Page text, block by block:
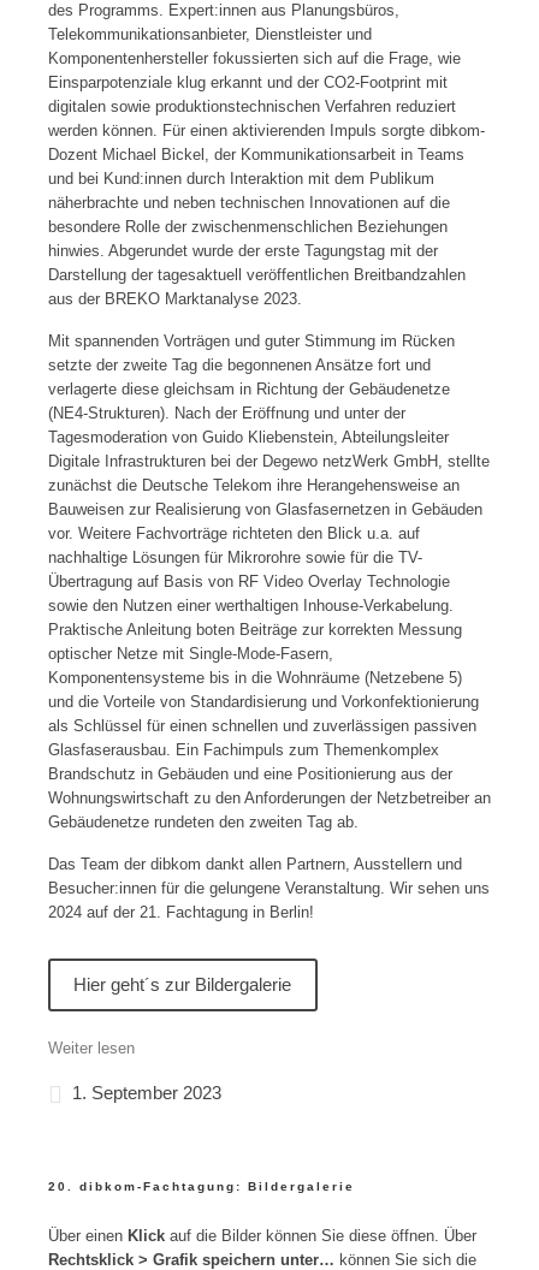
des Programms. Expert:innen aus Planungsbüros,
Telekommunikationsanbieter, Dienstleister und
Komponentenhersteller fokussierten sich auf die Frage, wie
Einsparpotenziale klug erkannt und der CO2-Footprint mit
digitalen sowie produktionstechnischen Verfahren reduziert
werden können. Für einen aktivierenden Impuls sorgte dibkom-
Dozent Michael Bickel, der Kommunikationsarbeit in Teams
und bei Kund:innen durch Interaktion mit dem Publikum
näherbrachte und neben technischen Innovationen auf die
besondere Rolle der zwischenmenschlichen Beziehungen
hinwies. Abgerundet wurde der erste Tagungstag mit der
Darstellung der tagesaktuell veröffentlichen Breitbandzahlen
aus der BREKO Marktanalyse 2023.
Mit spannenden Vorträgen und guter Stimmung im Rücken
setzte der zweite Tag die begonnenen Ansätze fort und
verlagerte diese gleichsam in Richtung der Gebäudenetze
(NE4-Strukturen). Nach der Eröffnung und unter der
Tagesmoderation von Guido Kliebenstein, Abteilungsleiter
Digitale Infrastrukturen bei der Degewo netzWerk GmbH, stellte
zunächst die Deutsche Telekom ihre Herangehensweise an
Bauweisen zur Realisierung von Glasfasernetzen in Gebäuden
vor. Weitere Fachvorträge richteten den Blick u.a. auf
nachhaltige Lösungen für Mikrorohre sowie für die TV-
Übertragung auf Basis von RF Video Overlay Technologie
sowie den Nutzen einer werthaltigen Inhouse-Verkabelung.
Praktische Anleitung boten Beiträge zur korrekten Messung
optischer Netze mit Single-Mode-Fasern,
Komponentensysteme bis in die Wohnräume (Netzebene 5)
und die Vorteile von Standardisierung und Vorkonfektionierung
als Schlüssel für einen schnellen und zuverlässigen passiven
Glasfaserausbau. Ein Fachimpuls zum Themenkomplex
Brandschutz in Gebäuden und eine Positionierung aus der
Wohnungswirtschaft zu den Anforderungen der Netzbetreiber an
Gebäudenetze rundeten den zweiten Tag ab.
Das Team der dibkom dankt allen Partnern, Ausstellern und
Besucher:innen für die gelungene Veranstaltung. Wir sehen uns
2024 auf der 21. Fachtagung in Berlin!
Hier geht´s zur Bildergalerie
Weiter lesen
1. September 2023
20. dibkom-Fachtagung: Bildergalerie
Über einen Klick auf die Bilder können Sie diese öffnen. Über
Rechtsklick > Grafik speichern unter… können Sie sich die